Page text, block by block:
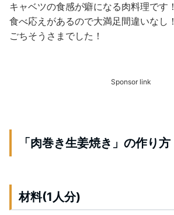
キャベツの食感が癖になる肉料理です！
食べ応えがあるので大満足間違いなし！
ごちそうさまでした！
Sponsor link
「肉巻き生姜焼き」の作り方
材料(1人分)